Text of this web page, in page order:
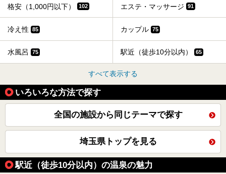
格安（1,000円以下） 102 エステ・マッサージ 91
冷え性 85 カップル 75
水風呂 75 駅近（徒歩10分以内） 65
すべて表示する
いろいろな方法で探す
全国の施設から同じテーマで探す
埼玉県トップを見る
駅近（徒歩10分以内）の温泉の魅力